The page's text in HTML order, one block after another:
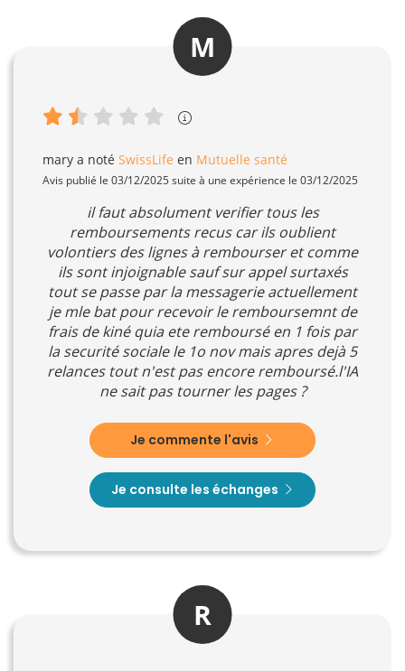
M
mary a noté SwissLife en Mutuelle santé
Avis publié le 03/12/2025 suite à une expérience le 03/12/2025
il faut absolument verifier tous les
remboursements recus car ils oublient
volontiers des lignes à rembourser et comme
ils sont injoignable sauf sur appel surtaxés
tout se passe par la messagerie actuellement
je mle bat pour recevoir le remboursemnt de
frais de kiné quia ete remboursé en 1 fois par
la securité sociale le 1o nov mais apres dejà 5
relances tout n'est pas encore remboursé.l'IA
ne sait pas tourner les pages ?
Je commente l'avis
Je consulte les échanges
R